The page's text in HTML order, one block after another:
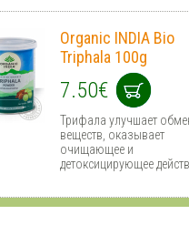
Organic INDIA Bio
Triphala 100g
7.50€
Трифала улучшает
веществ, оказывает
очищающее и
детоксицирующее